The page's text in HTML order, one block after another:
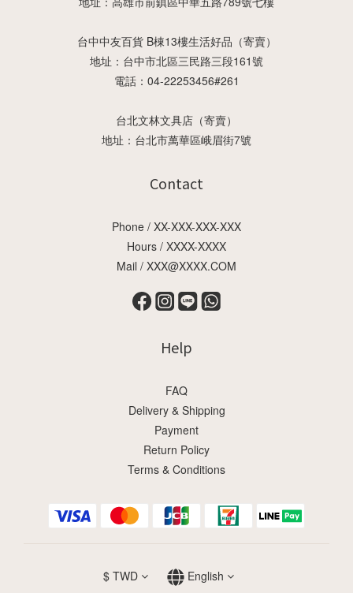
台中中友百貨 B棟13樓生活好品（寄賣）
地址：台中市北區三民路三段161號
電話：04-22253456#261
台北文林文具店（寄賣）
地址：台北市萬華區峨眉街7號
Contact
Phone / XX-XXX-XXX-XXX
Hours / XXXX-XXXX
Mail / XXX@XXXX.COM
Help
FAQ
Delivery & Shipping
Payment
Return Policy
Terms & Conditions
$ TWD English